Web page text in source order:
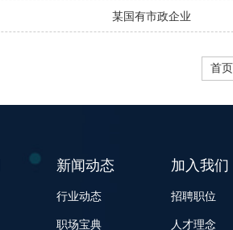
某国有市政企业
首页
新闻动态
行业动态
职场宝典
加入我们
招聘职位
人才理念